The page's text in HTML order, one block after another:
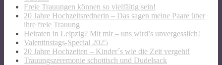
Freie Trauungen können so vielfältig sein!
20 Jahre Hochzeitsrednerin – Das sagen meine Paare über
ihre freie Trauung
Heiraten in Leipzig? Mit mir – uns wird’s unvergesslich!
Valentinstags-Special 2025
20 Jahre Hochzeiten – Kinder´s wie die Zeit vergeht!
Trauungszeremonie schottisch und Dudelsack